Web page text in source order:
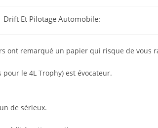
Drift Et Pilotage Automobile:
ont remarqué un papier qui risque de vous
le 4L Trophy) est évocateur.
de sérieux.